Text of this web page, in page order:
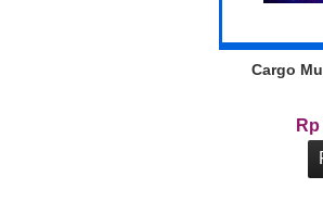
Cargo